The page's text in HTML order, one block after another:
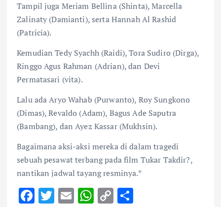
Tampil juga Meriam Bellina (Shinta), Marcella
Zalinaty (Damianti), serta Hannah Al Rashid
(Patricia).
Kemudian Tedy Syachh (Raidi), Tora Sudiro (Dirga),
Ringgo Agus Rahman (Adrian), dan Devi
Permatasari (vita).
Lalu ada Aryo Wahab (Purwanto), Roy Sungkono
(Dimas), Revaldo (Adam), Bagus Ade Saputra
(Bambang), dan Ayez Kassar (Mukhsin).
Bagaimana aksi-aksi mereka di dalam tragedi
sebuah pesawat terbang pada film Tukar Takdir?,
nantikan jadwal tayang resminya.*
F T E W C